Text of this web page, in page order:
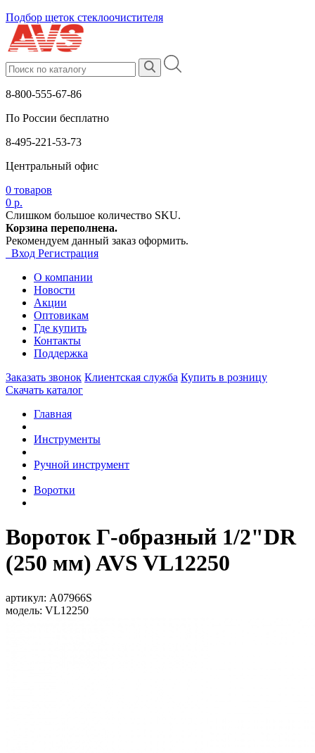
Подбор щеток стеклоочистителя
8-800-555-67-86
По России бесплатно
8-495-221-53-73
Центральный офис
0 товаров
0 р.
Слишком большое количество SKU.
Корзина переполнена.
Рекомендуем данный заказ оформить.
Вход Регистрация
О компании
Новости
Акции
Оптовикам
Где купить
Контакты
Поддержка
Заказать звонок Клиентская служба Купить в розницу
Скачать каталог
Главная
Инструменты
Ручной инструмент
Воротки
Вороток Г-образный 1/2"DR
(250 мм) AVS VL12250
артикул: A07966S
модель: VL12250